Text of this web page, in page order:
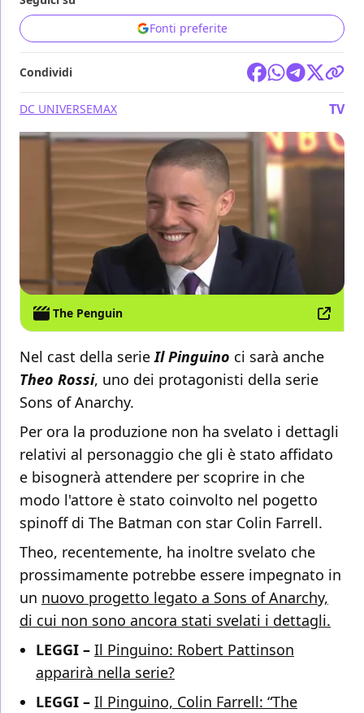
Fonti preferite
Condividi
DC UNIVERSEMAX TV
The Penguin
Nel cast della serieIl Pinguino ci sarà anche
Theo Rossi, uno dei protagonisti della serie
Sons of Anarchy.
Per ora la produzione non ha svelato i dettagli
relativi al personaggio che gli è stato affidato
e bisognerà attendere per scoprire in che
modo l'attore è stato coinvolto nel pogetto
spinoff di The Batman con star Colin Farrell.
Theo, recentemente, ha inoltre svelato che
prossimamente potrebbe essere impegnato in
un nuovo progetto legato a Sons of Anarchy,
di cui non sono ancora stati svelati i dettagli.
LEGGI – Il Pinguino: Robert Pattinson
apparirà nella serie?
LEGGI – Il Pinguino, Colin Farrell: “The